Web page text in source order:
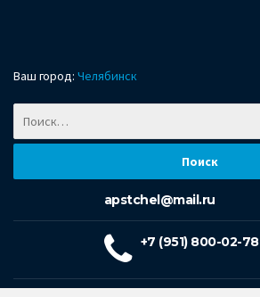
Ваш город: Челябинск
apstchel@mail.ru
+7 (951) 800-02-78